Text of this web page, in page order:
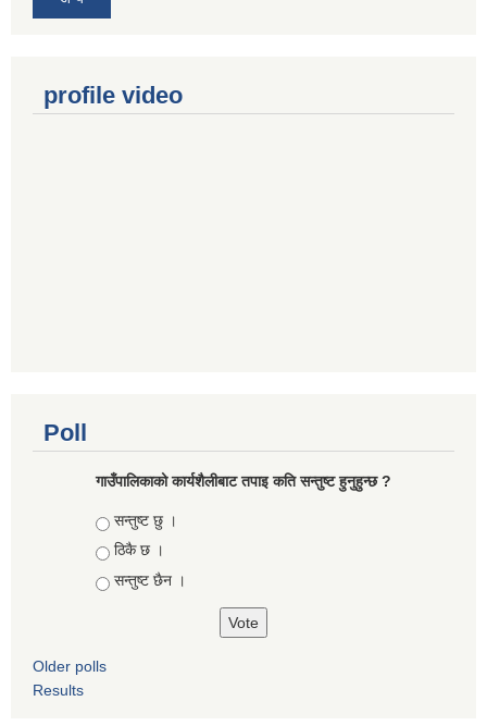
profile video
Poll
गाउँपालिकाको कार्यशैलीबाट तपाइ कति सन्तुष्ट हुनुहुन्छ ?
Choices
सन्तुष्ट छु ।
ठिकै छ ।
सन्तुष्ट छैन ।
Older polls
Results